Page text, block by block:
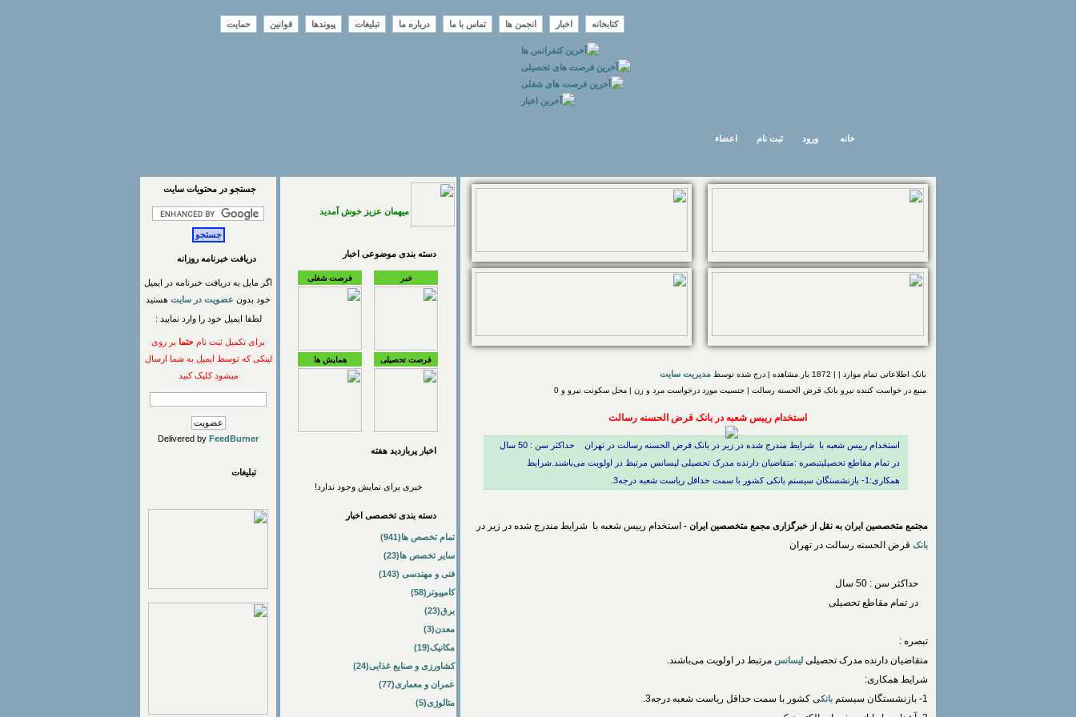
کتابخانه اخبار انجمن ها تماس با ما درباره ما تبلیغات پیوندها قوانین حمایت
اعضاء ثبت نام ورود خانه
بانک اطلاعاتی تمام موارد | | 1872 بار مشاهده | درج شده توسط مدیریت سایت
منبع در خواست کننده نیرو بانک قرض الحسنه رسالت | جنسیت مورد درخواست مرد و زن | محل سکونت نیرو و 0
استخدام رییس شعبه در بانک قرض الحسنه رسالت
استخدام رییس شعبه با شرایط مندرج شده در زیر در بانک قرض الحسنه رسالت در تهران حداکثر سن : 50 سال
در تمام مقاطع تحصیلیتبصره :متقاضیان دارنده مدرک تحصیلی لیسانس مرتبط در اولویت می‌باشند.شرایط
همکاری:1- بازنشستگان سیستم بانکی کشور با سمت حداقل ریاست شعبه درجه3.
مجتمع متخصصین ایران به نقل از خبرگزاری مجمع متخصصین ایران - استخدام رییس شعبه با شرایط مندرج شده در زیر در
بانک قرض الحسنه رسالت در تهران
حداکثر سن : 50 سال
در تمام مقاطع تحصیلی
تبصره :
متقاضیان دارنده مدرک تحصیلی لیسانس مرتبط در اولویت می‌باشند.
شرایط همکاری:
1- بازنشستگان سیستم
بانکی کشور با سمت حداقل ریاست شعبه درجه3.
میهمان عزیز خوش آمدید
دسته بندی موضوعی اخبار
خبر فرصت شغلی
فرصت تحصیلی همایش ها
اخبار پربازديد هفته
خبری برای نمایش وجود ندارد!
دسته بندی تخصصی اخبار
تمام تخصص ها(941)
سایر تخصص ها(23)
فنی و مهندسی (143)
کامپیوتر(58)
برق(23)
معدن(3)
مکانیک(19)
کشاورزی و صنایع غذایی(24)
عمران و معماری(77)
متالوژی(5)
جستجو در محتويات سايت
دریافت خبرنامه روزانه
اگر مایل به دریافت خبرنامه در ایمیل
خود بدون عضویت در سایت هستید
لطفا ایمیل خود را وارد نمایید :
برای تکمیل ثبت نام حتما بر روی
لینکی که توسط ایمیل به شما ارسال
میشود کلیک کنید
Delivered by FeedBurner
تبلیغات